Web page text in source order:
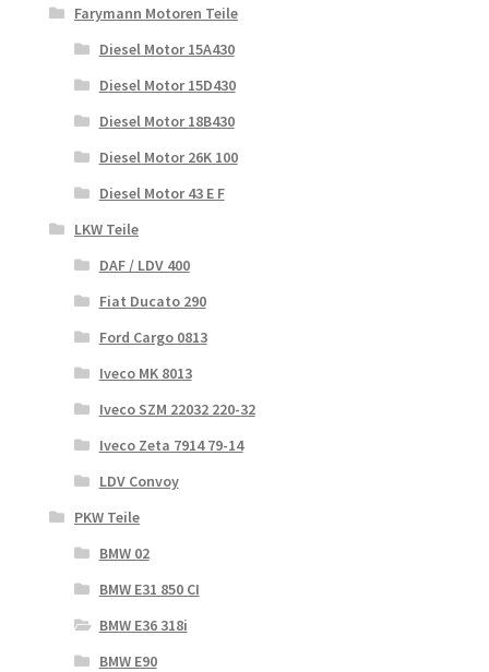
Farymann Motoren Teile
Diesel Motor 15A430
Diesel Motor 15D430
Diesel Motor 18B430
Diesel Motor 26K 100
Diesel Motor 43 E F
LKW Teile
DAF / LDV 400
Fiat Ducato 290
Ford Cargo 0813
Iveco MK 8013
Iveco SZM 22032 220-32
Iveco Zeta 7914 79-14
LDV Convoy
PKW Teile
BMW 02
BMW E31 850 CI
BMW E36 318i
BMW E90